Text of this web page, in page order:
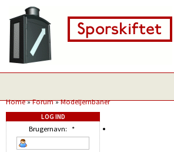
Home»Forum»Modeljernbaner
LOG IND
Brugernavn: *